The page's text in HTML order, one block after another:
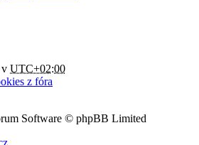
v UTC+02:00
z fóra
Software © phpBB Limited